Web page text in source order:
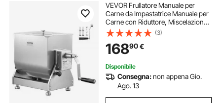
VEVOR Frullatore Manuale per
Carne da Impastatrice Manuale per
Carne con Riduttore, Miscelazione
Massima di 20,4 kg di Carne,
Dispositivo Macina per Lavorazione
della Carne con Contenitore
Ribaltabile
(3)
16890€
Disponibile
Consegna:non appena Gio.
Ago. 13